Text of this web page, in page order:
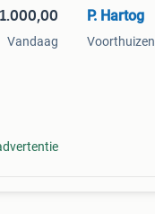
Vandaag
P. Hartog
Voorthuizen